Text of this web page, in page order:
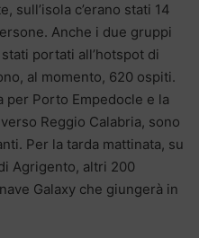
sull’isola c’erano stati 14
Anche i due gruppi
portati all’hotspot di
al momento, 620 ospiti.
Porto Empedocle e la
Reggio Calabria, sono
Per la tarda mattinata, su
Agrigento, altri 200
Galaxy che giungerà in